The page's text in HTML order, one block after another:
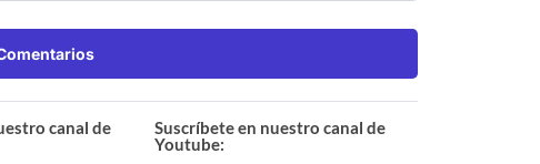
canal de
Suscríbete en nuestro canal de
Youtube: